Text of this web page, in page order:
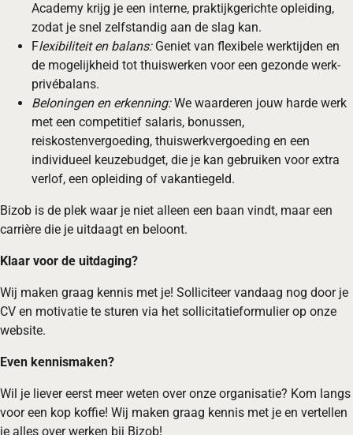
Academy krijg je een interne, praktijkgerichte opleiding,
zodat je snel zelfstandig aan de slag kan.
Flexibiliteit en balans:Geniet van flexibele werktijden en
de mogelijkheid tot thuiswerken voor een gezonde werk-
privébalans.
Beloningen en erkenning:We waarderen jouw harde werk
met een competitief salaris, bonussen,
reiskostenvergoeding, thuiswerkvergoeding en een
individueel keuzebudget, die je kan gebruiken voor extra
verlof, een opleiding of vakantiegeld.
Bizob is de plek waar je niet alleen een baan vindt, maar een
carrière die je uitdaagt en beloont.
Klaar voor de uitdaging?
Wij maken graag kennis met je! Solliciteer vandaag nog door je
CV en motivatie te sturen via het sollicitatieformulier op onze
website.
Even kennismaken?
Wil je liever eerst meer weten over onze organisatie? Kom langs
voor een kop koffie! Wij maken graag kennis met je en vertellen
je alles over werken bij Bizob!